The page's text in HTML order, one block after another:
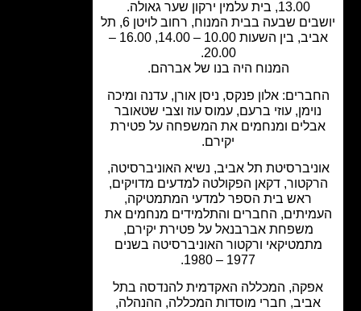
יושבים שבעה בבית המנוח, רחוב לויטן 6, תל
אביב, בין השעות 10.00 – 14.00, 16.00 –
המנוח היה בנו של אברהם.
אלון פנקס, ניסן אורן, עדנה ומיכה
עוזי ברעם, עמוס עוז וצבי שטאובר
ומנחמים את המשפחה על פטירת
תל אביב, נשיא האוניברסיטה,
דקאן הפקולטה למדעים מדויקים,
ראש בית הספר למדעי המתמטיקה,
החברים והתלמידים מנחמים את
משפחת אברבנאל על פטירת יקירם,
ורקטור האוניברסיטה בשנים
המכללה האקדמית להנדסה בתל
חברי מוסדות המכללה, ההנהלה,